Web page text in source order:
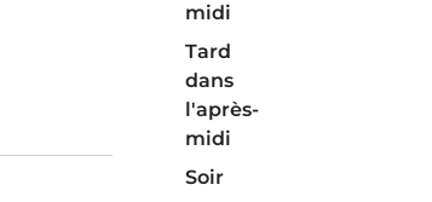
midi
Tard
dans
l'après-
midi
Soir